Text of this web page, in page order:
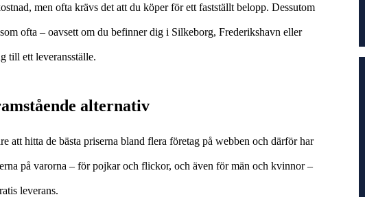
men ofta krävs det att du köper för ett fastställt belopp. Dessutom
ofta – oavsett om du befinner dig i Silkeborg, Frederikshavn eller
till ett leveransställe.
alternativ
att hitta de bästa priserna bland flera företag på webben och därför har
på varorna – för pojkar och flickor, och även för män och kvinnor –
leverans.